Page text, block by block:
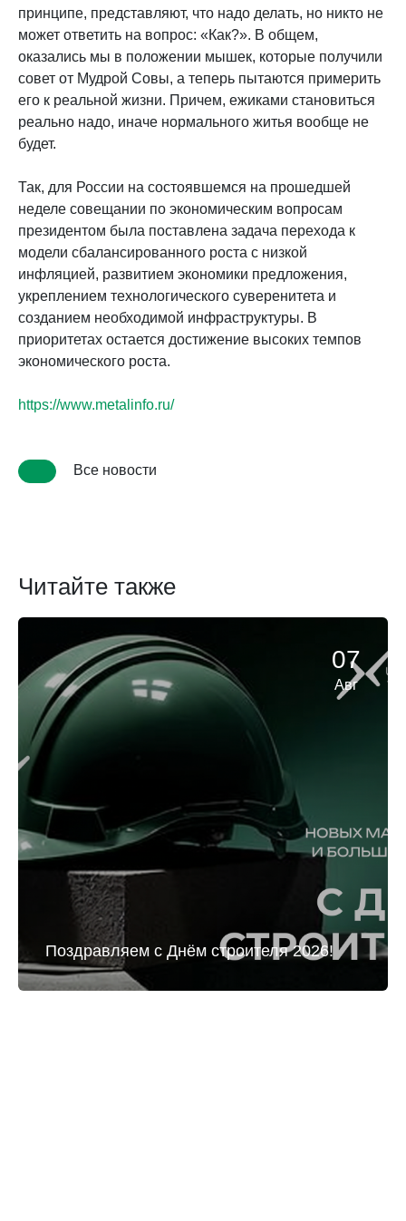
принципе, представляют, что надо делать, но никто не
может ответить на вопрос: «Как?». В общем,
оказались мы в положении мышек, которые получили
совет от Мудрой Совы, а теперь пытаются примерить
его к реальной жизни. Причем, ежиками становиться
реально надо, иначе нормального житья вообще не
будет.
Так, для России на состоявшемся на прошедшей
неделе совещании по экономическим вопросам
президентом была поставлена задача перехода к
модели сбалансированного роста с низкой
инфляцией, развитием экономики предложения,
укреплением технологического суверенитета и
созданием необходимой инфраструктуры. В
приоритетах остается достижение высоких темпов
экономического роста.
https://www.metalinfo.ru/
Все новости
Читайте также
07
Авг
Поздравляем с Днём строителя 2026!